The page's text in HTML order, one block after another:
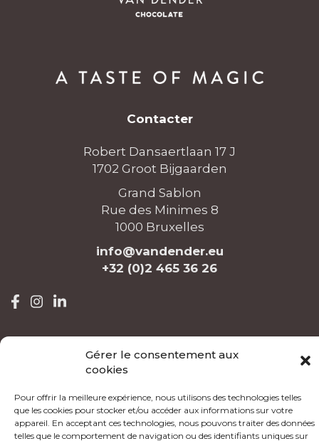
Gérer le consentement aux
cookies
Pour offrir la meilleure expérience, nous utilisons des technologies telles
que les cookies pour stocker et/ou accéder aux informations sur votre
appareil. En acceptant ces technologies, nous pouvons traiter des données
telles que le comportement de navigation ou des identifiants uniques sur
Contacter
Robert Dansaertlaan 17 J
1702 Groot Bijgaarden
Grand Sablon
Rue des Minimes 8
1000 Bruxelles
info@vandender.eu
+32 (0)2 465 36 26
Lundi - Vendredi